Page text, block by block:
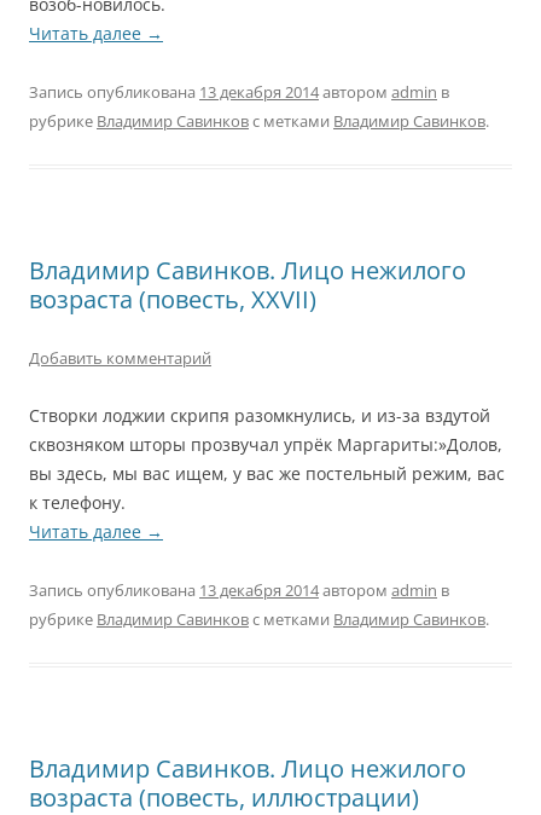
Читать далее →
Запись опубликована 13 декабря 2014автором admin в
рубрике Владимир Савинковс метками Владимир Савинков.
Владимир Савинков. Лицо нежилого
возраста (повесть, XXVII)
Добавить комментарий
Створки лоджии скрипя разомкнулись, и из-за вздутой
сквозняком шторы прозвучал упрёк Маргариты:»Долов,
вы здесь, мы вас ищем, у вас же постельный режим, вас
к телефону.
Читать далее →
Запись опубликована 13 декабря 2014автором admin в
рубрике Владимир Савинковс метками Владимир Савинков.
Владимир Савинков. Лицо нежилого
возраста (повесть, иллюстрации)